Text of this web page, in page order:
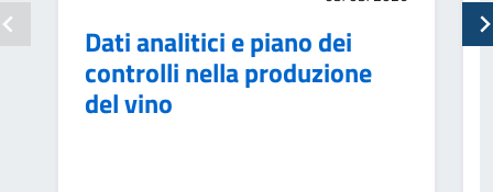
Dati analitici e piano dei
controlli nella produzione
del vino